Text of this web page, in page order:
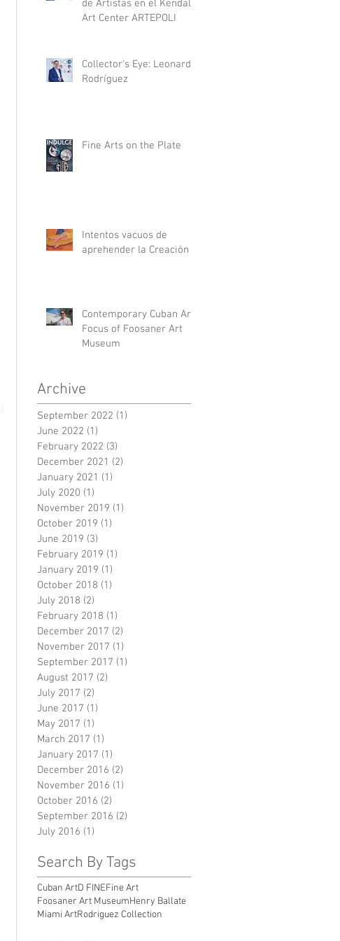
de Artistas en el Kendall
Art Center ARTEPOLI
Collector's Eye: Leonardo
Rodríguez
Fine Arts on the Plate
Intentos vacuos de
aprehender la Creación
Contemporary Cuban Art
Focus of Foosaner Art
Museum
Archive
September 2022 (1)
June 2022 (1)
February 2022 (3)
December 2021 (2)
January 2021 (1)
July 2020 (1)
November 2019 (1)
October 2019 (1)
June 2019 (3)
February 2019 (1)
January 2019 (1)
October 2018 (1)
July 2018 (2)
February 2018 (1)
December 2017 (2)
November 2017 (1)
September 2017 (1)
August 2017 (2)
July 2017 (2)
June 2017 (1)
May 2017 (1)
March 2017 (1)
January 2017 (1)
December 2016 (2)
November 2016 (1)
October 2016 (2)
September 2016 (2)
July 2016 (1)
Search By Tags
Cuban ArtD FINEFine Art
Foosaner Art MuseumHenry Ballate
Miami ArtRodriguez Collection